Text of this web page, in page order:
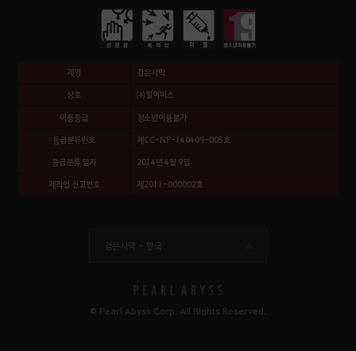
제명 검은사막
상호 ㈜펄어비스
이용등급 청소년이용불가
등급분류번호 제CC-NP-140409-005호
등급분류 일자 2014년 4월 9일
제작업 신고번호 제2011-000002호
검은사막 - 한국
© Pearl Abyss Corp. All Rights Reserved.